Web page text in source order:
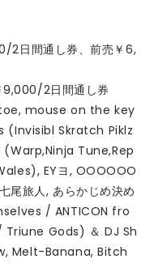
2日間通し券、前売￥6,
9,000/2日間通し券
toe, mouse on the key
(Invisibl Skratch Piklz
Tune,Rep
EYヨ, OOOOOO
尾旅人, あらかじめ決め
/ ANTICON fro
Gods) ＆ DJ Sh
Melt-Banana, Bitch